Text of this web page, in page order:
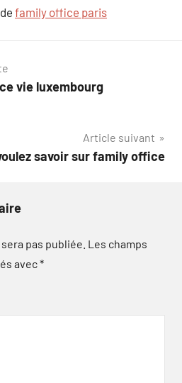
family office paris
vie luxembourg
Article suivant
savoir sur family office
pas publiée. Les champs
avec*